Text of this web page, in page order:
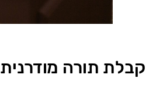
קבלת תורה מודרנית